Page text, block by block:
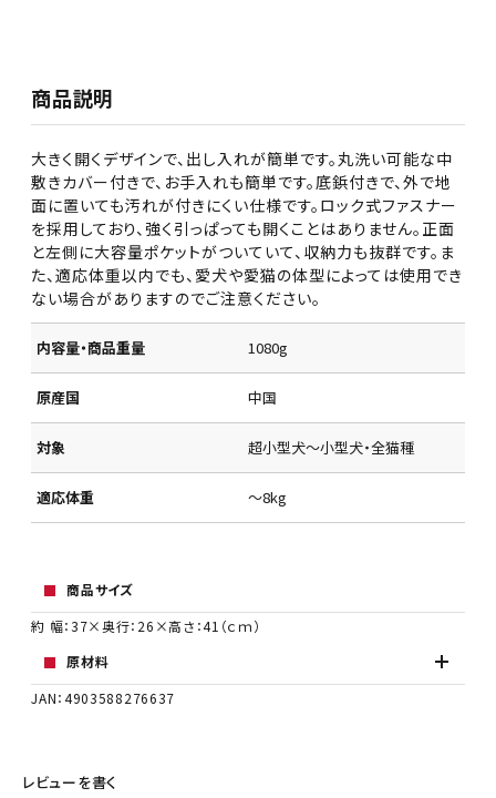
商品説明
大きく開くデザインで、出し入れが簡単です。丸洗い可能な中
敷きカバー付きで、お手入れも簡単です。底鋲付きで、外で地
面に置いても汚れが付きにくい仕様です。ロック式ファスナー
を採用しており、強く引っぱっても開くことはありません。正面
と左側に大容量ポケットがついていて、収納力も抜群です。ま
た、適応体重以内でも、愛犬や愛猫の体型によっては使用でき
ない場合がありますのでご注意ください。
内容量・商品重量 1080g
原産国 中国
対象 超小型犬～小型犬・全猫種
適応体重 ～8kg
商品サイズ
約 幅：37×奥行：26×高さ：41（ｃｍ）
原材料
JAN：4903588276637
レビューを書く